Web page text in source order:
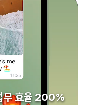
무 효율 200%